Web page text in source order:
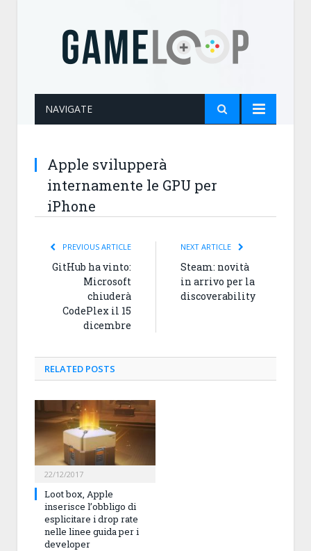
NAVIGATE
Apple svilupperà
internamente le GPU per
iPhone
PREVIOUS ARTICLE
GitHub ha vinto:
Microsoft
chiuderà
CodePlex il 15
dicembre
NEXT ARTICLE
Steam: novità
in arrivo per la
discoverability
RELATED POSTS
22/12/2017
Loot box, Apple
inserisce l’obbligo di
esplicitare i drop rate
nelle linee guida per i
developer